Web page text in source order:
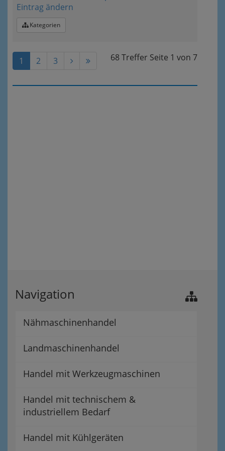
Eintrag ändern
Kategorien
68 Treffer Seite 1 von 7
1 2 3
Navigation
Nähmaschinenhandel
Landmaschinenhandel
Handel mit Werkzeugmaschinen
Handel mit technischem &
industriellem Bedarf
Handel mit Kühlgeräten